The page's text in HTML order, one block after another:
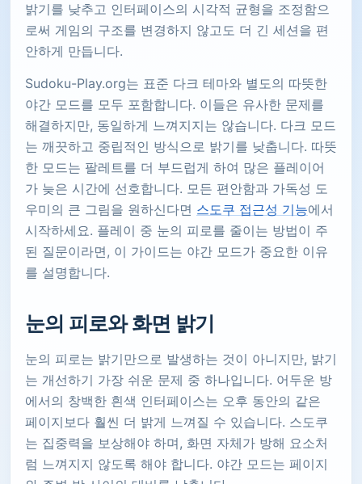
밝기를 낮추고 인터페이스의 시각적 균형을 조정함으
로써 게임의 구조를 변경하지 않고도 더 긴 세션을 편
안하게 만듭니다.
Sudoku-Play.org는 표준 다크 테마와 별도의 따뜻한
야간 모드를 모두 포함합니다. 이들은 유사한 문제를
해결하지만, 동일하게 느껴지지는 않습니다. 다크 모드
는 깨끗하고 중립적인 방식으로 밝기를 낮춥니다. 따뜻
한 모드는 팔레트를 더 부드럽게 하여 많은 플레이어
가 늦은 시간에 선호합니다. 모든 편안함과 가독성 도
우미의 큰 그림을 원하신다면 스도쿠 접근성 기능에서
시작하세요. 플레이 중 눈의 피로를 줄이는 방법이 주
된 질문이라면, 이 가이드는 야간 모드가 중요한 이유
를 설명합니다.
눈의 피로와 화면 밝기
눈의 피로는 밝기만으로 발생하는 것이 아니지만, 밝기
는 개선하기 가장 쉬운 문제 중 하나입니다. 어두운 방
에서의 창백한 흰색 인터페이스는 오후 동안의 같은
페이지보다 훨씬 더 밝게 느껴질 수 있습니다. 스도쿠
는 집중력을 보상해야 하며, 화면 자체가 방해 요소처
럼 느껴지지 않도록 해야 합니다. 야간 모드는 페이지